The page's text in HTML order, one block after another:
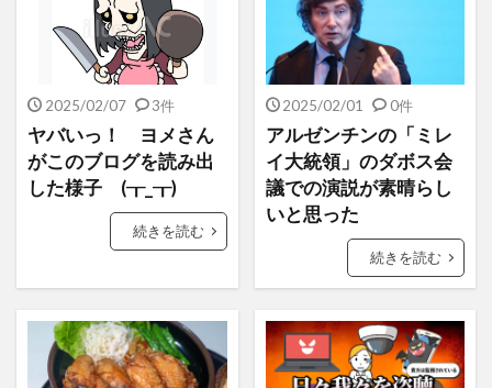
2025/02/07 3件
ヤバいっ！ ヨメさん
がこのブログを読み出
した様子 (┰_┰)
続きを読む
2025/02/01 0件
アルゼンチンの「ミレ
イ大統領」のダボス会
議での演説が素晴らし
いと思った
続きを読む